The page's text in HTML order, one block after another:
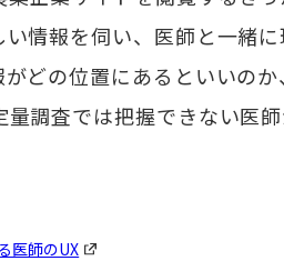
情報を伺い、医師と一緒
どの位置にあるといいの
調査では把握できない医
医師のUX